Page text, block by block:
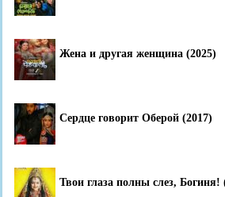
Жена и другая женщина (2025)
Сердце говорит Оберой (2017)
Твои глаза полны слез, Богиня!